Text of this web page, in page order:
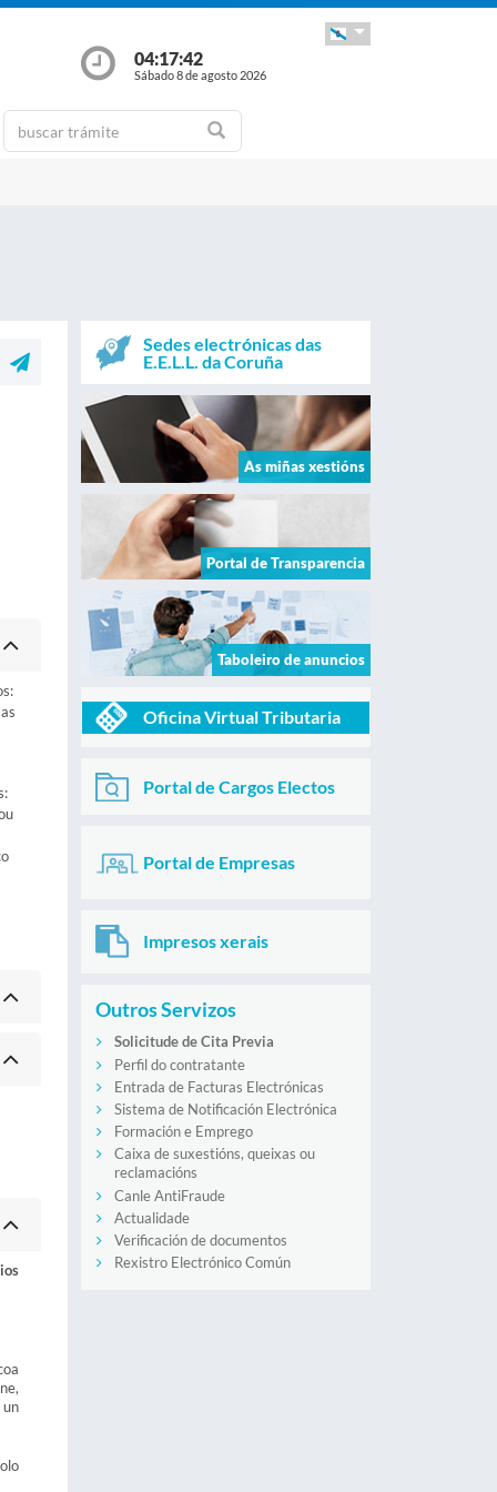
04:17:42
Sábado 8 de agosto 2026
Sedes electrónicas das
E.E.L.L. da Coruña
As miñas xestións
Portal de Transparencia
Taboleiro de anuncios
Oficina Virtual Tributaria
Portal de Cargos Electos
Portal de Empresas
Impresos xerais
Outros Servizos
Solicitude de Cita Previa
Perfil do contratante
Entrada de Facturas Electrónicas
Sistema de Notificación Electrónica
Formación e Emprego
Caixa de suxestións, queixas ou
reclamacións
Canle AntiFraude
Actualidade
Verificación de documentos
Rexistro Electrónico Común